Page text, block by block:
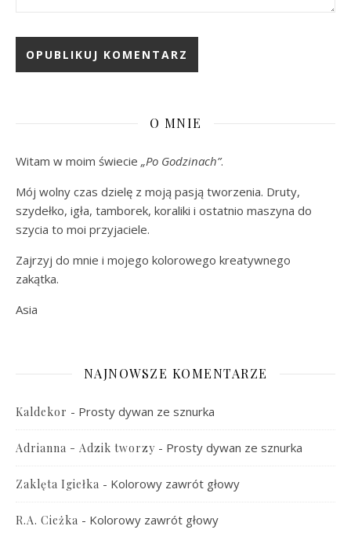
O MNIE
Witam w moim świecie „Po Godzinach”.
Mój wolny czas dzielę z moją pasją tworzenia. Druty,
szydełko, igła, tamborek, koraliki i ostatnio maszyna do
szycia to moi przyjaciele.
Zajrzyj do mnie i mojego kolorowego kreatywnego
zakątka.
Asia
NAJNOWSZE KOMENTARZE
Kaldekor - Prosty dywan ze sznurka
Adrianna - Adzik tworzy - Prosty dywan ze sznurka
Zaklęta Igiełka - Kolorowy zawrót głowy
R.A. Cieżka - Kolorowy zawrót głowy